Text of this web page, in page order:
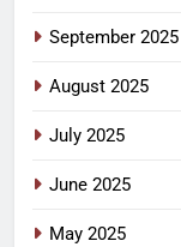
September 2025
August 2025
July 2025
June 2025
May 2025